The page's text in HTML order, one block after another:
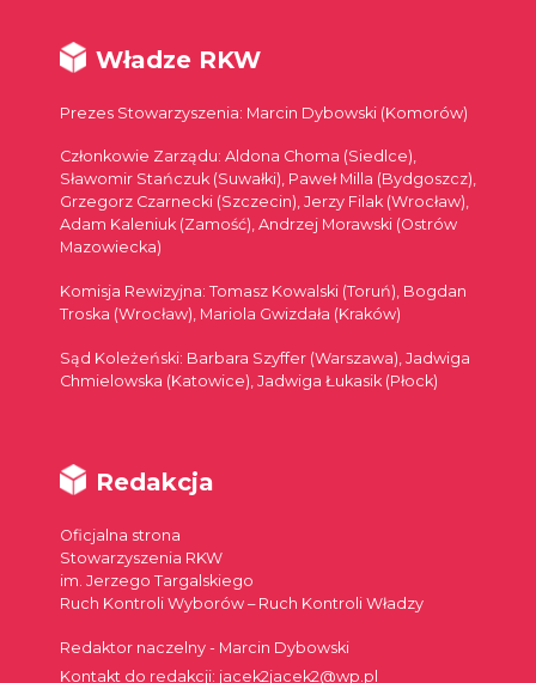
Władze RKW
Prezes Stowarzyszenia: Marcin Dybowski (Komorów)
Członkowie Zarządu: Aldona Choma (Siedlce),
Sławomir Stańczuk (Suwałki), Paweł Milla (Bydgoszcz),
Grzegorz Czarnecki (Szczecin), Jerzy Filak (Wrocław),
Adam Kaleniuk (Zamość), Andrzej Morawski (Ostrów
Mazowiecka)
Komisja Rewizyjna: Tomasz Kowalski (Toruń), Bogdan
Troska (Wrocław), Mariola Gwizdała (Kraków)
Sąd Koleżeński: Barbara Szyffer (Warszawa), Jadwiga
Chmielowska (Katowice), Jadwiga Łukasik (Płock)
Redakcja
Oficjalna strona
Stowarzyszenia RKW
im. Jerzego Targalskiego
Ruch Kontroli Wyborów – Ruch Kontroli Władzy
Redaktor naczelny - Marcin Dybowski
Kontakt do redakcji: jacek2jacek2@wp.pl